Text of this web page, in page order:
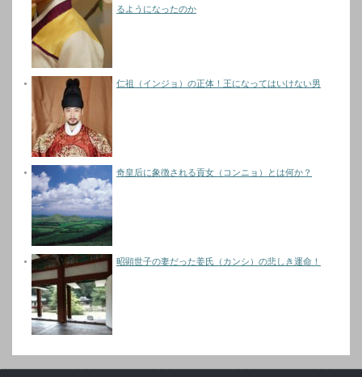
るようになったのか
仁祖（インジョ）の正体！王になってはいけない男
奇皇后に象徴される貢女（コンニョ）とは何か？
昭顕世子の妻だった姜氏（カンシ）の悲しき運命！